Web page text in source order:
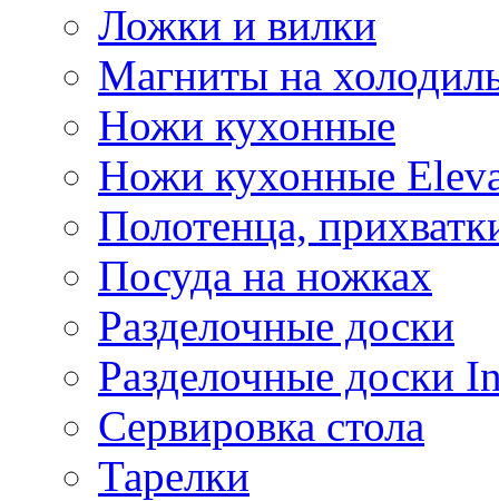
Ложки и вилки
Магниты на
Ножи кухонные
Ножи кухонные
Полотенца,
Посуда на ножках
Разделочные доски
Разделочные доски
Сервировка стола
Тарелки